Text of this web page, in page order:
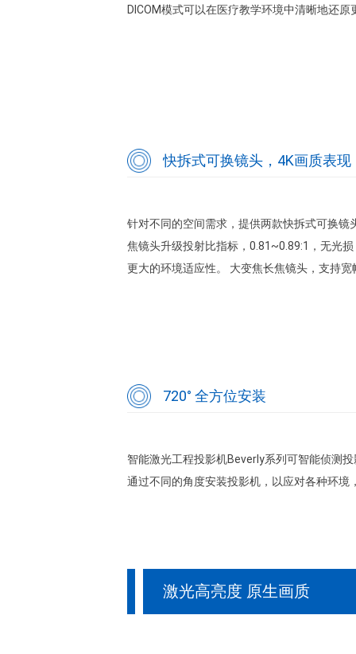
DICOM模式可以在医疗教学环境中清晰地还
快拆式可换镜头，4K画质表现
针对不同的空间需求，提供两款快拆式可换
焦镜头升级投射比指标，0.81~0.89:1，无光
更大的环境适应性。 大变焦长焦镜头，支持
720° 全方位安装
智能激光工程投影机Beverly系列可智能侦测
通过不同的角度安装投影机，以应对各种环境
激光高亮度 原生画质